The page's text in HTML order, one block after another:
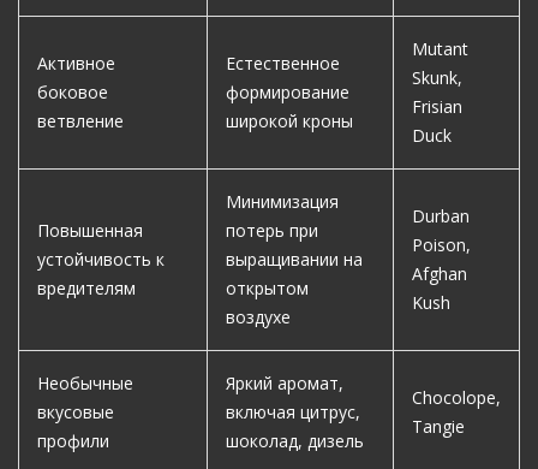
Активное
боковое
ветвление
Естественное
формирование
широкой кроны
Mutant
Skunk,
Frisian
Duck
Повышенная
устойчивость к
вредителям
Минимизация
потерь при
выращивании на
открытом
воздухе
Durban
Poison,
Afghan
Kush
Необычные
вкусовые
профили
Яркий аромат,
включая цитрус,
шоколад, дизель
Chocolope,
Tangie